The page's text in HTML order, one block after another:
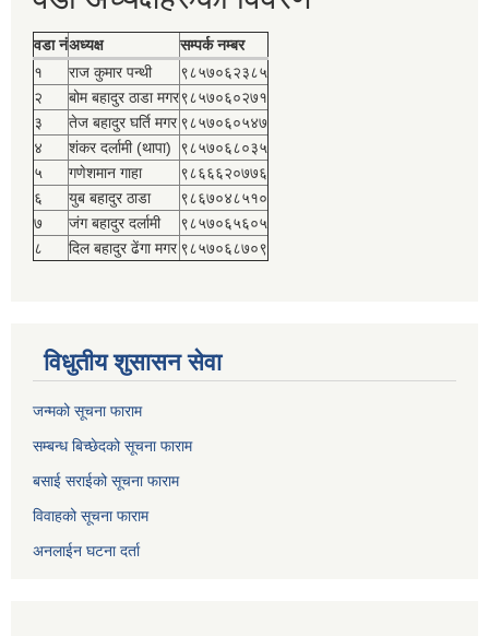
वडा नंअध्यक्ष
सम्पर्क नम्बर
१
राज कुमार पन्थी
९८५७०६२३८५
२
बोम बहादुर ठाडा मगर९८५७०६०२७१
३
तेज बहादुर घर्ति मगर ९८५७०६०५४७
४
शंकर दर्लामी (थापा)
९८५७०६८०३५
५
गणेशमान गाहा
९८६६६२०७७६
६
युब बहादुर ठाडा
९८६७०४८५१०
७
जंग बहादुर दर्लामी
९८५७०६५६०५
८
दिल बहादुर ढेंगा मगर ९८५७०६८७०९
विधुतीय शुसासन सेवा
जन्मको सूचना फाराम
सम्बन्ध बिच्छेदको सूचना फाराम
बसाई सराईको सूचना फाराम
विवाहको सूचना फाराम
अनलाईन घटना दर्ता